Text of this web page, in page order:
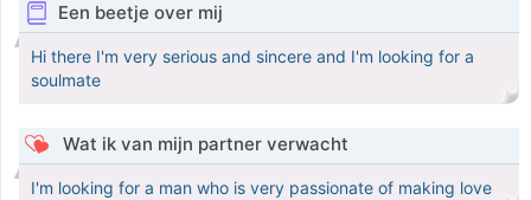
Een beetje over mij
Hi there I'm very serious and sincere and I'm looking for a
soulmate
Wat ik van mijn partner verwacht
I'm looking for a man who is very passionate of making love